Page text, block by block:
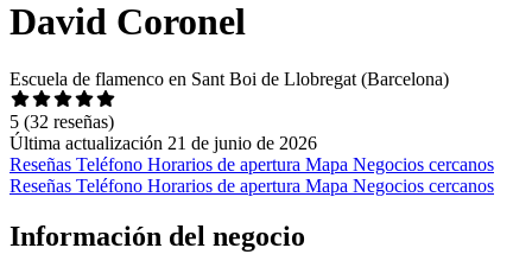
David Coronel
Escuela de flamenco en Sant Boi de Llobregat (Barcelona)
5 (32 reseñas)
Última actualización 21 de junio de 2026
Reseñas Teléfono Horarios de apertura Mapa Negocios cercanos
Reseñas Teléfono Horarios de apertura Mapa Negocios cercanos
Información del negocio